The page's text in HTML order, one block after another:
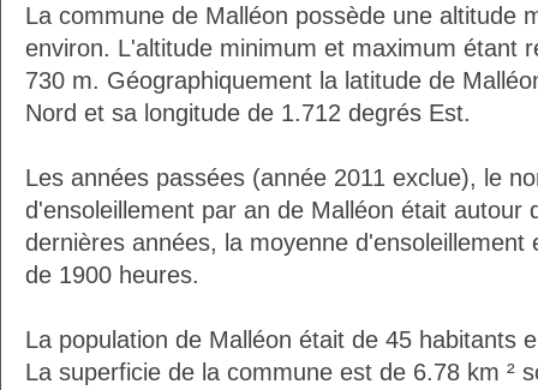
La commune de Malléon possède une altitude
environ. L'altitude minimum et maximum étant
730 m. Géographiquement la latitude de
Nord et sa longitude de 1.712 degrés Est.
Les années passées (année 2011 exclue), le
d'ensoleillement par an de Malléon était autour
dernières années, la moyenne d'ensoleillement
de 1900 heures.
La population de Malléon était de 45 habitants
La superficie de la commune est de 6.78 km ²